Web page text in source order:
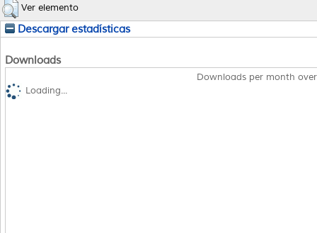
Ver elemento
Descargar estadísticas
Downloads
Downloads per month
Loading...